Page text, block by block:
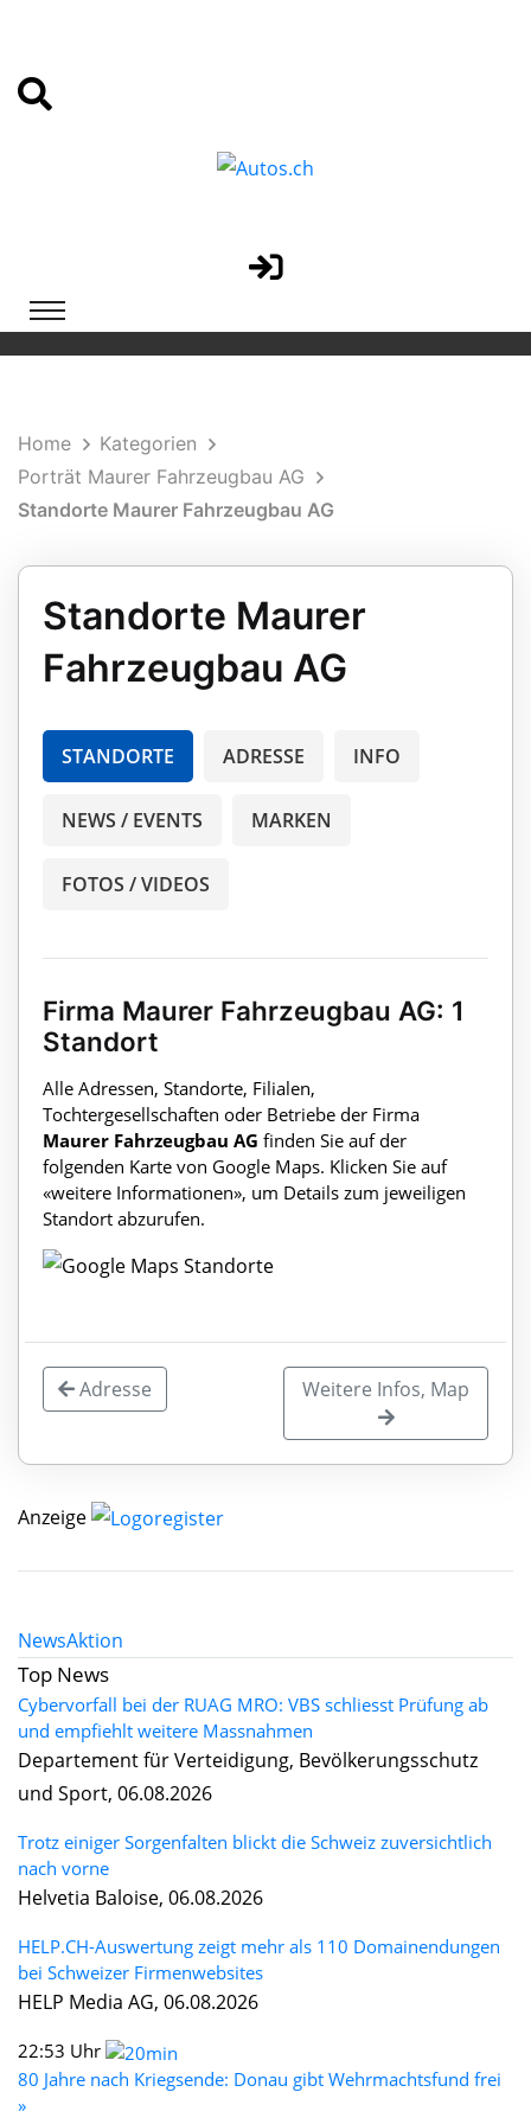
Home
Kategorien
Porträt Maurer Fahrzeugbau AG
Standorte Maurer Fahrzeugbau AG
Standorte Maurer
Fahrzeugbau AG
STANDORTE ADRESSE INFO
NEWS / EVENTS MARKEN
FOTOS / VIDEOS
Firma Maurer Fahrzeugbau AG: 1
Standort
Alle Adressen, Standorte, Filialen,
Tochtergesellschaften oder Betriebe der Firma
Maurer Fahrzeugbau AG finden Sie auf der
folgenden Karte von Google Maps. Klicken Sie auf
«weitere Informationen», um Details zum jeweiligen
Standort abzurufen.
Adresse Weitere Infos, Map
Anzeige
NewsAktion
Top News
Cybervorfall bei der RUAG MRO: VBS schliesst Prüfung ab
und empfiehlt weitere Massnahmen
Departement für Verteidigung, Bevölkerungsschutz
und Sport, 06.08.2026
Trotz einiger Sorgenfalten blickt die Schweiz zuversichtlich
nach vorne
Helvetia Baloise, 06.08.2026
HELP.CH-Auswertung zeigt mehr als 110 Domainendungen
bei Schweizer Firmenwebsites
HELP Media AG, 06.08.2026
22:53 Uhr
80 Jahre nach Kriegsende: Donau gibt Wehrmachtsfund frei
»